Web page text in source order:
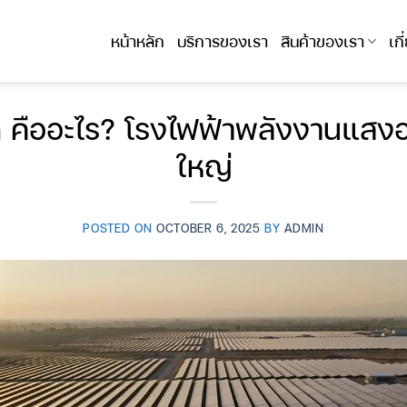
หน้าหลัก บริการของเรา สินค้าของเรา เ
คืออะไร? โรงไฟฟ้าพลังงานแส
ใหญ่
POSTED ON OCTOBER 6, 2025 BYADMIN